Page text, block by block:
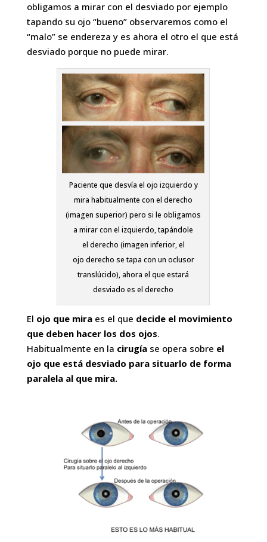
obligamos a mirar con el desviado por ejemplo
tapando su ojo “bueno” observaremos como el
“malo” se endereza y es ahora el otro el que está
desviado porque no puede mirar.
Paciente que desvía el ojo izquierdo y
mira habitualmente con el derecho
(imagen superior) pero si le obligamos
a mirar con el izquierdo, tapándole
el derecho (imagen inferior, el
ojo derecho se tapa con un oclusor
translúcido), ahora el que estará
desviado es el derecho
El ojo que miraes el que decide el movimiento
que deben hacer los dos ojos.
Habitualmente en la cirugíase opera sobre el
ojo que está desviado para situarlo de forma
paralela al que mira.